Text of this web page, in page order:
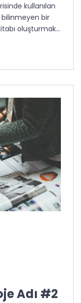
kullanılan
bilinmeyen bir
oluşturmak…
Adı #2